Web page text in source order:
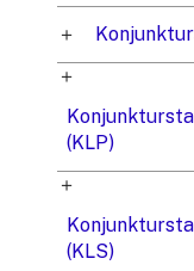
(KLP)
(KLS)